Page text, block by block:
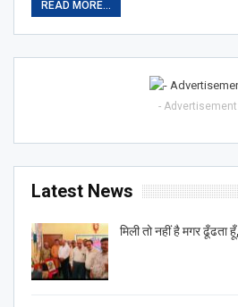
READ MORE...
- Advertisement
Latest News
मिली तो नहीं है मगर